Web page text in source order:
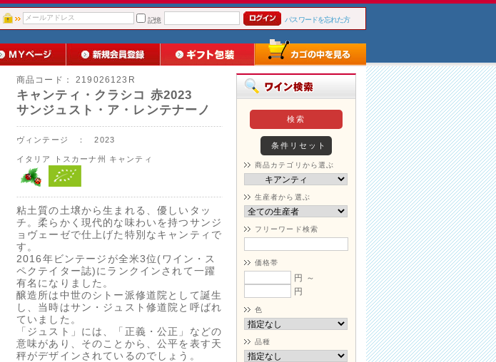
記憶
パスワードを忘れた方
商品コード： 219026123R
キャンティ・クラシコ 赤2023
サンジュスト・ア・レンテナーノ
ヴィンテージ ： 2023
イタリア トスカーナ州 キャンティ
粘土質の土壌から生まれる、優しいタッ
チ。柔らかく現代的な味わいを持つサンジ
ョヴェーゼで仕上げた特別なキャンティで
す。
2016年ビンテージが全米3位(ワイン・ス
ペクテイター誌)にランクインされて一躍
有名になりました。
醸造所は中世のシトー派修道院として誕生
し、当時はサン・ジュスト修道院と呼ばれ
ていました。
「ジュスト」には、「正義・公正」などの
意味があり、そのことから、公平を表す天
秤がデザインされているのでしょう。
商品カテゴリから選ぶ
生産者から選ぶ
フリーワード検索
価格帯
円 ～
円
色
品種